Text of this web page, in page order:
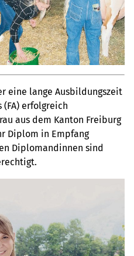
eine lange Ausbildungszeit
erfolgreich
aus dem Kanton Freiburg
Diplom in Empfang
Diplomandinnen sind